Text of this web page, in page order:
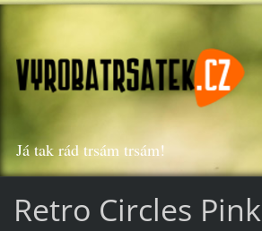
Já tak rád trsám trsám!
Retro Circles Pink